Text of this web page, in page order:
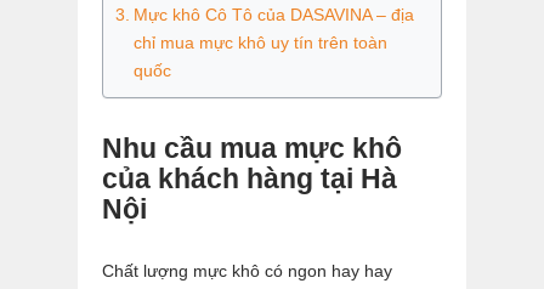
Mực khô Cô Tô của DASAVINA – địa
chỉ mua mực khô uy tín trên toàn
quốc
Nhu cầu mua mực khô
của khách hàng tại Hà
Nội
Chất lượng mực khô có ngon hay hay